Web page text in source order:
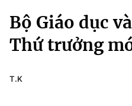
Chuyên mục
Chính trị
Kinh tế
Thể thao
Truyền hình
Bộ Giáo dục
Thứ trưởng
T.K